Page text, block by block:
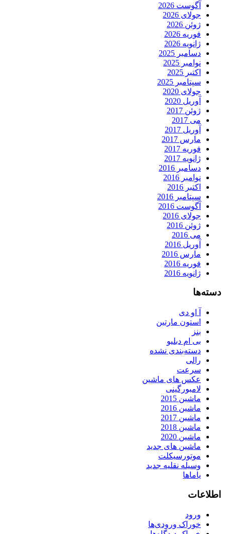
آگوست 2026
جولای 2026
ژوئن 2026
فوریه 2026
ژانویه 2026
دسامبر 2025
نوامبر 2025
اکتبر 2025
سپتامبر 2025
جولای 2020
آوریل 2020
ژوئن 2017
می 2017
آوریل 2017
مارس 2017
فوریه 2017
ژانویه 2017
دسامبر 2016
نوامبر 2016
اکتبر 2016
سپتامبر 2016
آگوست 2016
جولای 2016
ژوئن 2016
می 2016
آوریل 2016
مارس 2016
فوریه 2016
ژانویه 2016
دسته‌ها
آ او دی
استون مارتین
بنز
بی ام دبلیو
دسته‌بندی نشده
رالی
سرعت
عکس های ماشین
لامبورگینی
ماشین 2015
ماشین 2016
ماشین 2017
ماشین 2018
ماشین 2020
ماشین های جدید
موتورسیکلت
وسیله نقلیه جدید
یاماها
اطلاعات
ورود
خوراک ورودی‌ها